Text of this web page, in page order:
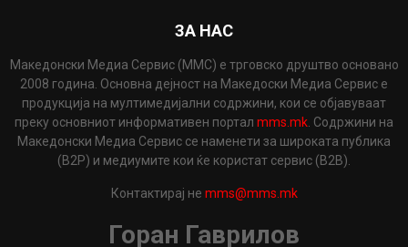
ЗА НАС
Македонски Медиа Сервис (ММС) е трговско друштво основано
2008 година. Основна дејност на Македоски Медиа Сервис е
продукција на мултимедијални содржини, кои се објавуваат
преку основниот информативен портал mms.mk . Содржини на
Македонски Медиа Сервис се наменети за широката публика
(B2P) и медиумите кои ќе користат сервис (B2B).
Контактирај не mms@mms.mk
Горан Гаврилов